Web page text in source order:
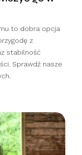
to dobra opcja
z
stabilność
Sprawdź nasze